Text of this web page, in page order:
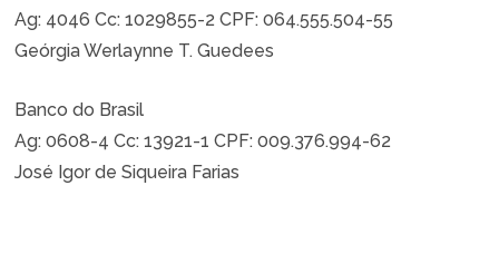
Ag: 4046 Cc: 1029855-2 CPF: 064.555.504-55
Geórgia Werlaynne T. Guedees
Banco do Brasil
Ag: 0608-4 Cc: 13921-1 CPF: 009.376.994-62
José Igor de Siqueira Farias